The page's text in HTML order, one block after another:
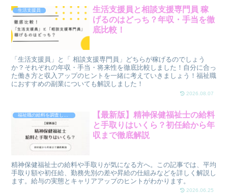
生活支援員
生活支援員と相談支援専門員 稼
げるのはどっち？年収・手当を徹
底比較！
「生活支援員」と「 相談支援専門員」どちらが稼げるのでしょう
か？それぞれの年収・手当・将来性を徹底比較しました！自分に合っ
た働き方と収入アップのヒントを一緒に考えていきましょう！福祉職
におすすめの副業についても解説しました！
2026.08.07
福祉職の給料を調査しました
【最新版】精神保健福祉士の給料
と手取りはいくら？初任給から年
収まで徹底解説
精神保健福祉士の給料や手取りが気になる方へ。この記事では、平均
手取り額や初任給、勤務先別の差や昇給の仕組みなどを詳しく解説し
ます。給与の実態とキャリアアップのヒントがわかります。
2026.06.25